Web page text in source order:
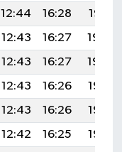
12:44 16:28
19:31
12:43 16:27
19:30
12:43 16:27
19:29
12:43 16:26
19:28
12:43 16:26
19:26
12:42 16:25
19:25